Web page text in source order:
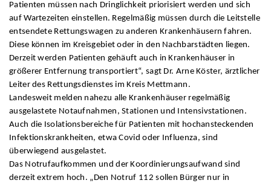
Patienten müssen nach Dringlichkeit priorisiert werden und sich
auf Wartezeiten einstellen. Regelmäßig müssen durch die Leitstelle
entsendete Rettungswagen zu anderen Krankenhäusern fahren.
Diese können im Kreisgebiet oder in den Nachbarstädten liegen.
Derzeit werden Patienten gehäuft auch in Krankenhäuser in
größerer Entfernung transportiert“, sagt Dr. Arne Köster, ärztlicher
Leiter des Rettungsdienstes im Kreis Mettmann.
Landesweit melden nahezu alle Krankenhäuser regelmäßig
ausgelastete Notaufnahmen, Stationen und Intensivstationen.
Auch die Isolationsbereiche für Patienten mit hochansteckenden
Infektionskrankheiten, etwa Covid oder Influenza, sind
überwiegend ausgelastet.
Das Notrufaufkommen und der Koordinierungsaufwand sind
derzeit extrem hoch. „Den Notruf 112 sollen Bürger nur in